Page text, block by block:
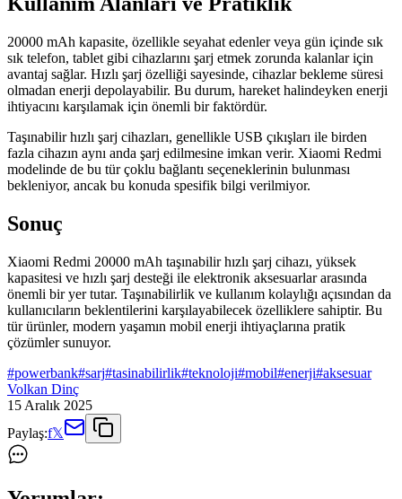
20000 mAh kapasite, özellikle seyahat edenler veya gün içinde sık
sık telefon, tablet gibi cihazlarını şarj etmek zorunda kalanlar için
avantaj sağlar. Hızlı şarj özelliği sayesinde, cihazlar bekleme süresi
olmadan enerji depolayabilir. Bu durum, hareket halindeyken enerji
ihtiyacını karşılamak için önemli bir faktördür.
Taşınabilir hızlı şarj cihazları, genellikle USB çıkışları ile birden
fazla cihazın aynı anda şarj edilmesine imkan verir. Xiaomi Redmi
modelinde de bu tür çoklu bağlantı seçeneklerinin bulunması
bekleniyor, ancak bu konuda spesifik bilgi verilmiyor.
Sonuç
Xiaomi Redmi 20000 mAh taşınabilir hızlı şarj cihazı, yüksek
kapasitesi ve hızlı şarj desteği ile elektronik aksesuarlar arasında
önemli bir yer tutar. Taşınabilirlik ve kullanım kolaylığı açısından da
kullanıcıların beklentilerini karşılayabilecek özelliklere sahiptir. Bu
tür ürünler, modern yaşamın mobil enerji ihtiyaçlarına pratik
çözümler sunuyor.
#powerbank#sarj#tasinabilirlik#teknoloji#mobil#enerji#aksesuar
Volkan Dinç
15 Aralık 2025
Paylaş:f𝕏